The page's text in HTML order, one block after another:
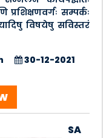
सम्पर्कः
विषयेषु सविस्तरं
30-12-2021
SA